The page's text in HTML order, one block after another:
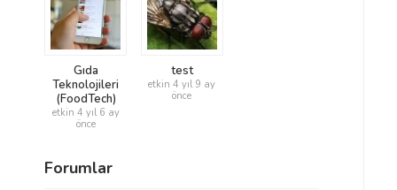
Gıda
Teknolojileri
(FoodTech)
etkin 4 yıl 6 ay
önce
test
etkin 4 yıl 9 ay
önce
Forumlar